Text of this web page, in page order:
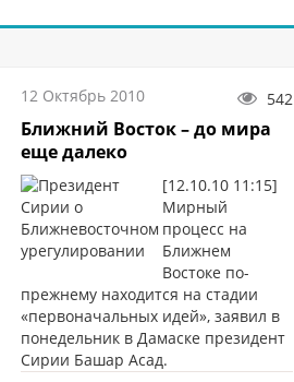
12 Октябрь 2010 542
Ближний Восток – до мира
еще далеко
[12.10.10 11:15]
Мирный
процесс на
Ближнем
Востоке по-
прежнему находится на стадии
«первоначальных идей», заявил в
понедельник в Дамаске президент
Сирии Башар Асад.